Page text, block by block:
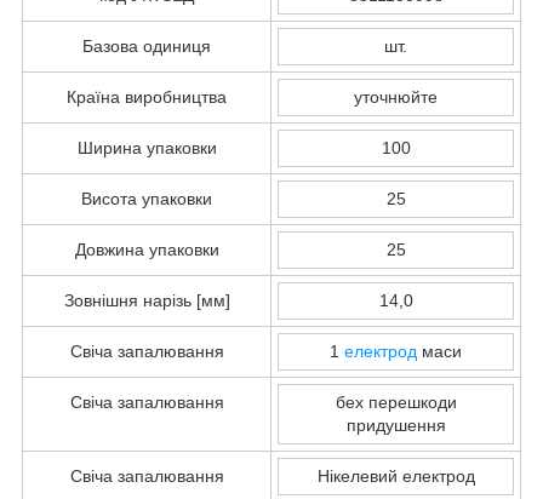
Базова одиниця шт.
Країна виробництва уточнюйте
Ширина упаковки 100
Висота упаковки 25
Довжина упаковки 25
Зовнішня нарізь [мм] 14,0
Свіча запалювання 1 електрод маси
Свіча запалювання
бех перешкоди
придушення
Свіча запалювання Нікелевий електрод